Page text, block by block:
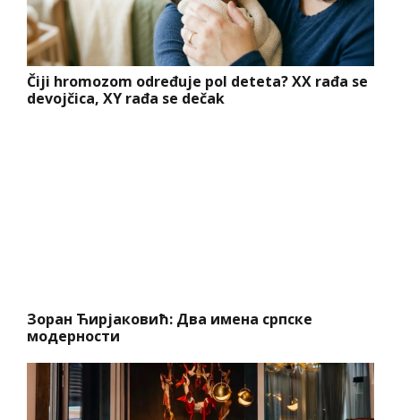
Čiji hromozom određuje pol deteta? XX rađa se
devojčica, XY rađa se dečak
Зоран Ћирјаковић: Два имена српске
модерности